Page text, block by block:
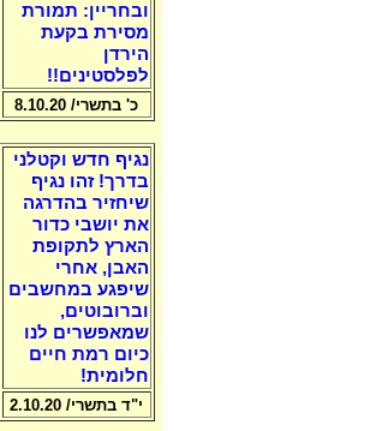
ובחריין: תמורת
מסירת בקעת
הירדן
לפלסטינים!!
כ' בתשרי/ 8.10.20
נגיף חדש וקטלני
בדרך! זהו נגיף
שיחזיר בהדרגה
את יושבי כדור
הארץ לתקופת
האבן, אחרי
שיפגע במחשבים
וברובוטים,
שמאפשרים לנו
כיום רמת חיים
חלומית!
י"ד בתשרי/ 2.10.20